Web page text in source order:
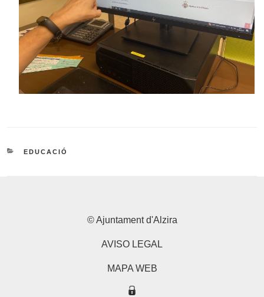
CATEGORIES
EDUCACIÓ
© Ajuntament d'Alzira
AVISO LEGAL
MAPA WEB